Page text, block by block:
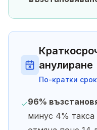
анулиране
По-кратки
✓96%
минус 4%